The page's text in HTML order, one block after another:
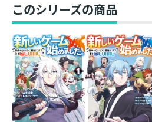
このシリーズの商品